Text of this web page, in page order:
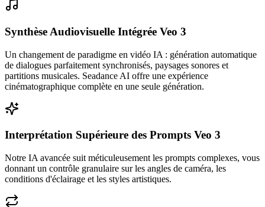
Synthèse Audiovisuelle Intégrée Veo 3
Un changement de paradigme en vidéo IA : génération automatique
de dialogues parfaitement synchronisés, paysages sonores et
partitions musicales. Seadance AI offre une expérience
cinématographique complète en une seule génération.
Interprétation Supérieure des Prompts Veo 3
Notre IA avancée suit méticuleusement les prompts complexes, vous
donnant un contrôle granulaire sur les angles de caméra, les
conditions d'éclairage et les styles artistiques.